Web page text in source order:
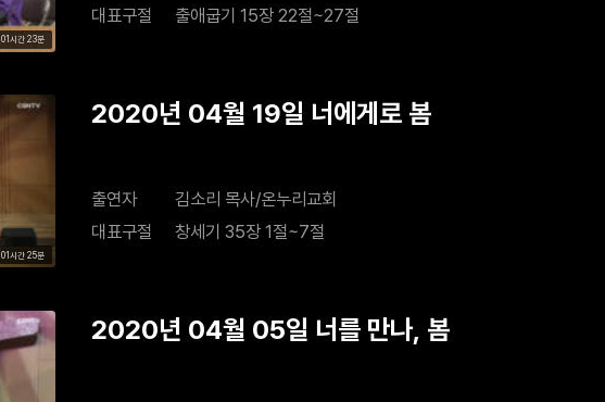
01시간 23분
대표구절
출애굽기 15장 22절~27절
01시간 25분
2020년 04월 19일 너에게로 봄
출연자
김소리 목사/온누리교회
대표구절
창세기 35장 1절~7절
2020년 04월 05일 너를 만나, 봄